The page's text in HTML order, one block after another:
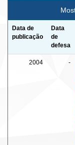
Data de
publicação
Data
de
defesa
2004 -